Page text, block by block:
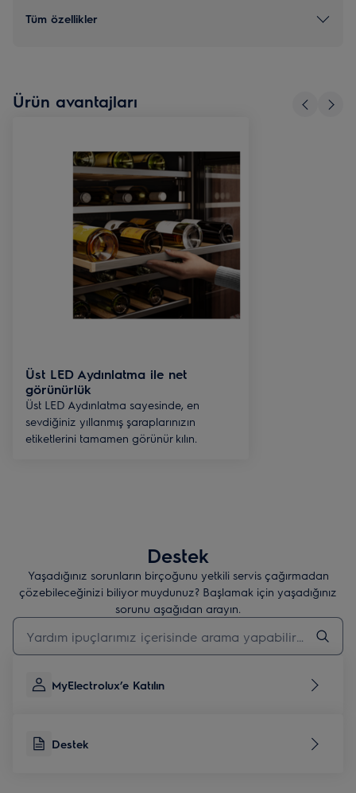
Tüm özellikler
Ürün avantajları
Üst LED Aydınlatma ile net
görünürlük
Üst LED Aydınlatma sayesinde, en
sevdiğiniz yıllanmış şaraplarınızın
etiketlerini tamamen görünür kılın.
Destek
Yaşadığınız sorunların birçoğunu yetkili servis çağırmadan
çözebileceğinizi biliyor muydunuz? Başlamak için yaşadığınız
sorunu aşağıdan arayın.
Destek makalelerini aramak için yazın
MyElectrolux’e Katılın
Destek